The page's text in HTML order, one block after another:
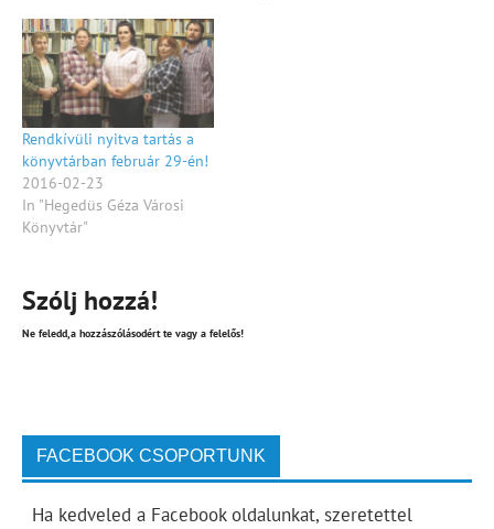
Rendkívüli nyitva tartás a
könyvtárban február 29-én!
2016-02-23
In "Hegedüs Géza Városi
Könyvtár"
Szólj hozzá!
Ne feledd,a hozzászólásodért te vagy a felelős!
FACEBOOK CSOPORTUNK
Ha kedveled a Facebook oldalunkat, szeretettel